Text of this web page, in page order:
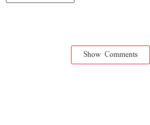
Show Comments